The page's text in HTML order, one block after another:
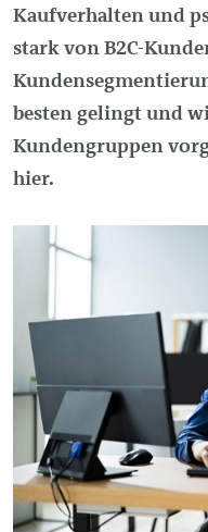
Kaufverhalten und
stark von B2C-
besten gelingt und
Kundengruppen
hier.